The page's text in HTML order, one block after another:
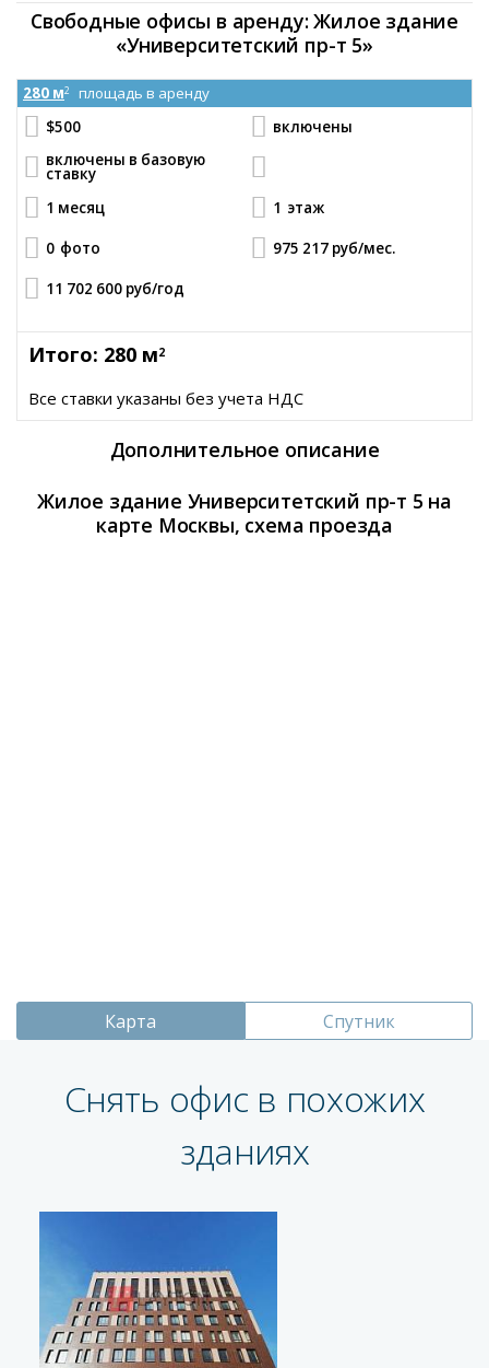
Свободные офисы в аренду: Жилое здание
«Университетский пр-т 5»
280 м2
площадь в аренду
$500
включены
включены в базовую
ставку
1 месяц
1 этаж
0 фото 975 217 руб/мес.
11 702 600 руб/год
Итого: 280 м2
Все ставки указаны без учета НДС
Дополнительное описание
Жилое здание Университетский пр-т 5 на
карте Москвы, схема проезда
Карта Спутник
Снять офис в похожих
зданиях